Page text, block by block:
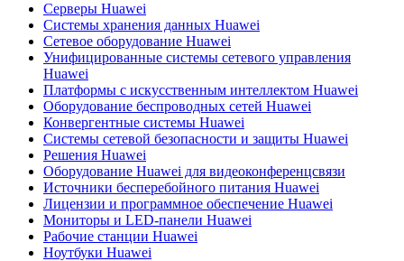
Серверы Huawei
Системы хранения данных Huawei
Сетевое оборудование Huawei
Унифицированные системы сетевого управления
Huawei
Платформы с искусственным интеллектом Huawei
Оборудование беспроводных сетей Huawei
Конвергентные системы Huawei
Системы сетевой безопасности и защиты Huawei
Решения Huawei
Оборудование Huawei для видеоконференцсвязи
Источники бесперебойного питания Huawei
Лицензии и программное обеспечение Huawei
Мониторы и LED-панели Huawei
Рабочие станции Huawei
Ноутбуки Huawei